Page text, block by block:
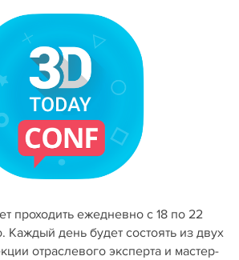
проходить ежедневно с 18 по 22
Каждый день будет состоять из двух
отраслевого эксперта и мастер-